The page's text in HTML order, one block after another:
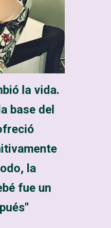
la vida.
base del
la
fue un
"